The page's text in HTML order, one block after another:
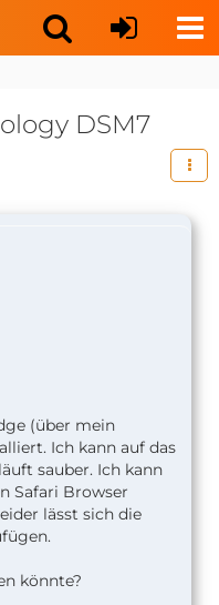
DSM7
(über mein
Ich kann auf das
sauber. Ich kann
Safari Browser
lässt sich die
könnte?